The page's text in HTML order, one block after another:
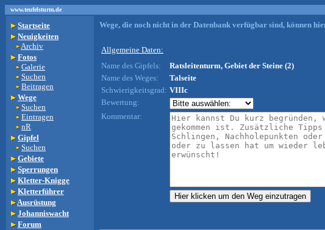
www.teufelsturm.de
Startseite
Neuigkeiten
Archiv
Fotos
Galerie
Suchen
Beitragen
Wege
Suchen
Eintragen
nR
Gipfel
Suchen
Gebiete
Sperrungen
Kletter-Knigge
Kletterführer
Ausrüstung
Johanniswacht
Forum
Wege, die noch nicht in der Datenbank verfügbar sind, können
Allgemeine Daten:
Name des Gipfels:
Ratsleitenturm, Gebiet der Steine (2)
Name des Weges:
Talseite
Schwierigkeitsgrad: VIIIc
Bewertung:
Kommentar: